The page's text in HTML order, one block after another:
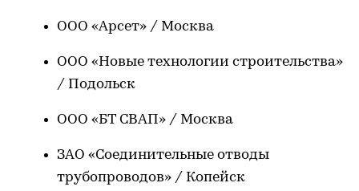
ООО «Арсет» / Москва
ООО «Новые технологии строительства»
/ Подольск
ООО «БТ СВАП» / Москва
ЗАО «Соединительные отводы
трубопроводов» / Копейск